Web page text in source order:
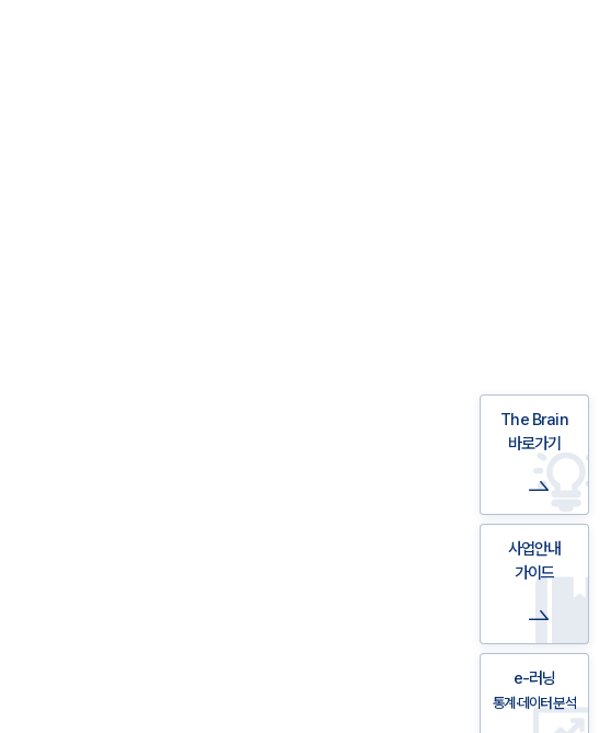
The Brain
바로가기
사업안내
가이드
e-러닝
통계·데이터 분석